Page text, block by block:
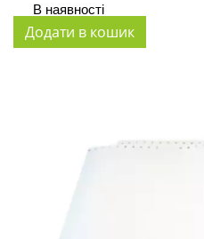
В наявності